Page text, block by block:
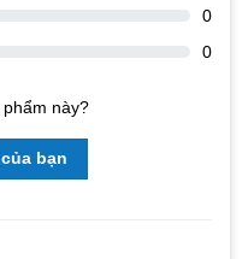
0
0
này?
bạn